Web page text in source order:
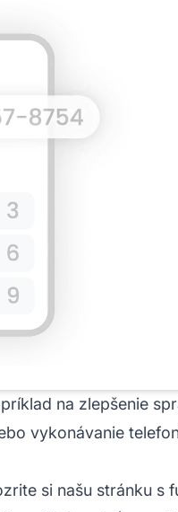
na zlepšenie
vykonávanie
si našu stránku s